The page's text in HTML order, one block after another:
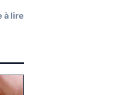
à lire